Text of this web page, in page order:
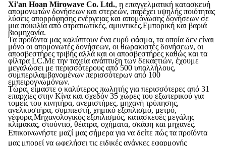
Xi'an Hoan Mirowave Co. Ltd., η επαγγελματική κατασκευή
απομονωτών δονήσεων και στερεών, παρέχει υψηλής ποιότητας
λύσεις απορρόφησης ενέργειας και απομόνωσης δονήσεων σε
μια ποικιλία από στρατιωτικές, αμυντικές,Εμπορική και βαριά
βιομηχανία.
Τα προϊόντα μας καλύπτουν ένα ευρύ φάσμα, τα οποία δεν είναι
μόνο οι απομονωτές δονήσεων, οι θωρακιστές δονήσεων, οι
αποσβεστήρες τριβής αλλά και οι αποσβεστήρες καθώς και τα
φίλτρα LC.Με την ταχεία ανάπτυξη των δεκαετιών, έχουμε
μεγαλώσει με περισσότερους από 500 υπαλλήλους,
συμπεριλαμβανομένων περισσότερων από 100
εμπειρογνωμόνων.
Τώρα, είμαστε ο καλύτερος πωλητής για περισσότερες από 31
επαρχίες στην Κίνα και σχεδόν 35 χώρες του εξωτερικού για
τομείς του κινητήρα, ανεμιστήρες, μηχανή τρύπησης,
ανελκυστήρα, συμπιεστή, χημικό εξοπλισμό, μετρό,
γέφυρα,Μηχανολογικός εξοπλισμός, κατασκευές μεγάλης
κλίμακας, στούντιο, θέατρα, οχήματα, σκάφη και μηχανές.
Επικοινωνήστε μαζί μας σήμερα για να δείτε πώς τα προϊόντα
μας μπορεί να ωφελήσει τις ειδικές ανάγκες εφαρμογής